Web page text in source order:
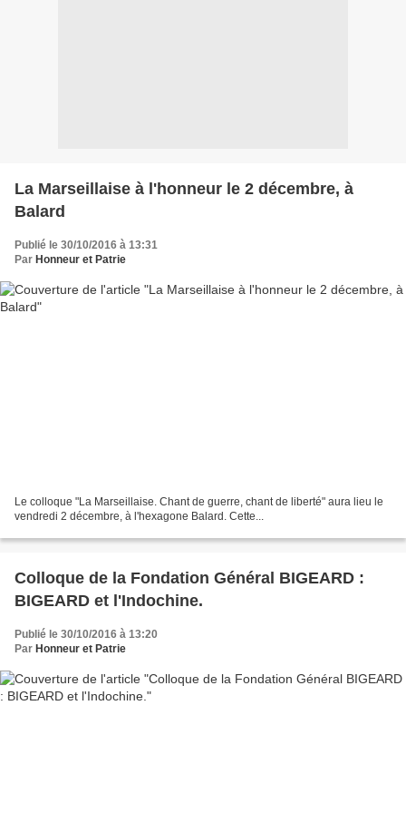
La Marseillaise à l'honneur le 2 décembre, à
Balard
Publié le 30/10/2016 à 13:31
Par Honneur et Patrie
Le colloque "La Marseillaise. Chant de guerre, chant de liberté" aura lieu le
vendredi 2 décembre, à l'hexagone Balard. Cette...
Colloque de la Fondation Général BIGEARD :
BIGEARD et l'Indochine.
Publié le 30/10/2016 à 13:20
Par Honneur et Patrie